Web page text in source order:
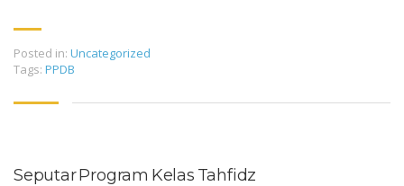
Posted in: Uncategorized
Tags: PPDB
Seputar Program Kelas Tahfidz